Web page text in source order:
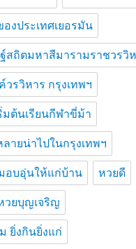
องประเทศเยอรมัน
สถิตมหาสีมารามราชวรวิ
วรวิหาร กรุงเทพฯ
มต้นเรียนกีฬาขี่ม้า
ายน่าไปในกรุงเทพฯ
อบอุ่นให้แก่บ้าน หวยดี
วยบุญเจริญ
ยิ่งกินยิ่งแก่